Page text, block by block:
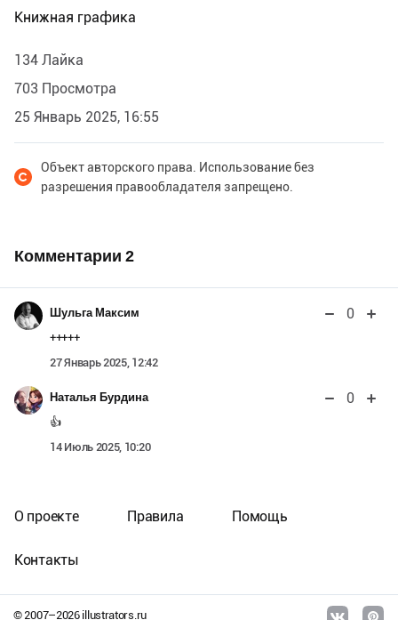
Книжная графика
134 Лайка
703 Просмотра
25 Январь 2025, 16:55
Объект авторского права. Использование без
разрешения правообладателя запрещено.
Комментарии 2
Шульга Максим 0
+++++
27 Январь 2025, 12:42
Наталья Бурдина 0
👍
14 Июль 2025, 10:20
© 2007–2026illustrators.ru
О проекте Правила Помощь
Контакты